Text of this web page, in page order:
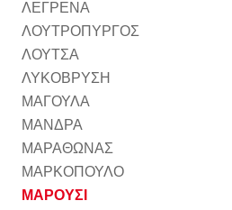
ΛΕΓΡΕΝΑ
ΛΟΥΤΡΟΠΥΡΓΟΣ
ΛΟΥΤΣΑ
ΛΥΚΟΒΡΥΣΗ
ΜΑΓΟΥΛΑ
ΜΑΝΔΡΑ
ΜΑΡΑΘΩΝΑΣ
ΜΑΡΚΟΠΟΥΛΟ
ΜΑΡΟΥΣΙ